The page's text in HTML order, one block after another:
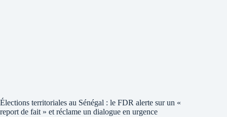
Élections territoriales au Sénégal : le FDR alerte sur un «
report de fait » et réclame un dialogue en urgence